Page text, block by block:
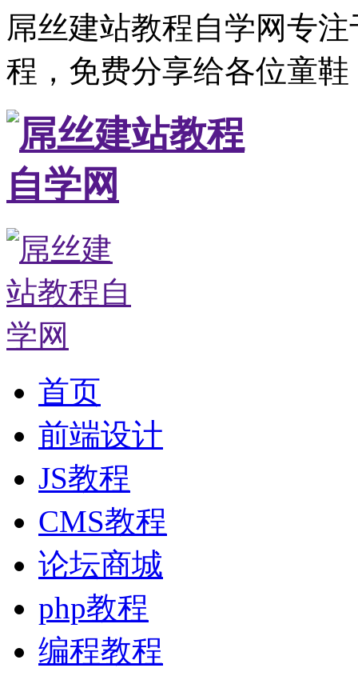
屌丝建站教程自学网专
程，免费分享给各位童
首页
前端设计
JS教程
CMS教程
论坛商城
php教程
编程教程